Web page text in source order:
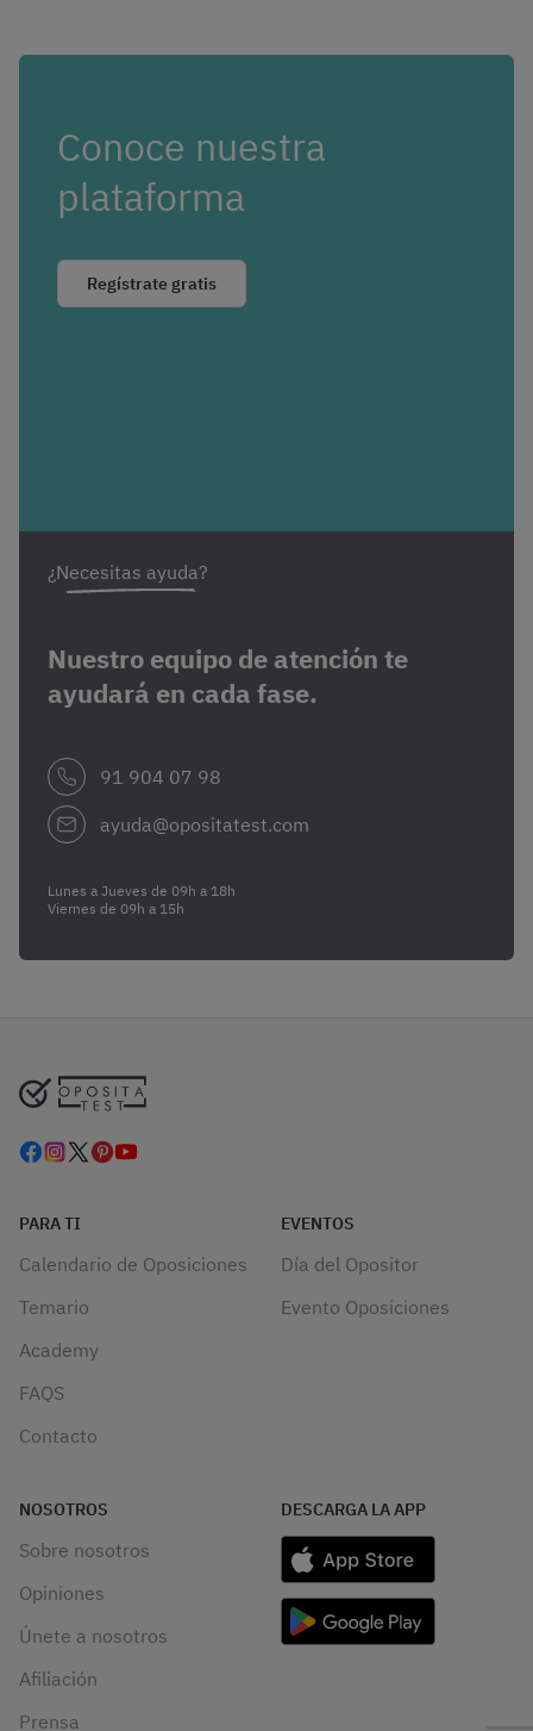
Conoce nuestra
plataforma
Regístrate gratis
¿Necesitas ayuda?
Nuestro equipo de atención te
ayudará en cada fase.
91 904 07 98
ayuda@opositatest.com
Lunes a Jueves de 09h a 18h
Viernes de 09h a 15h